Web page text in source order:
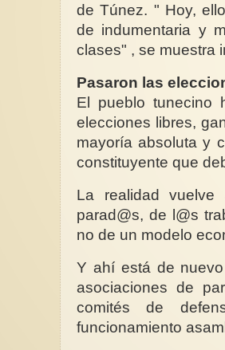
de Túnez. " Hoy,
de indumentaria y
clases" , se muestra
Pasaron las
El pueblo tunecino
elecciones libres,
mayoría absoluta y
constituyente que
La realidad
parad@s, de l@s
no de un modelo
Y ahí está de
asociaciones de
comités de
funcionamiento